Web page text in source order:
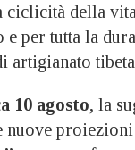
ciclicità della
e per tutta la
artigianato
10 agosto, la
nuove proiezioni